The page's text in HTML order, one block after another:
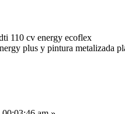
110 cv energy ecoflex
plus y pintura metalizada